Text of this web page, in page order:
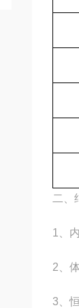
二、
1 、
2 、
3 、